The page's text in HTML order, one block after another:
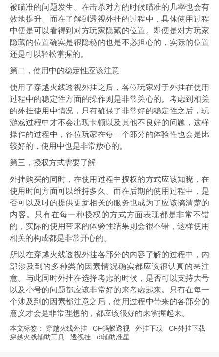
被瞄准的问题发生。在击杀对方的时候瞄准的几率也会有
效地提升。而在了解到透视外挂的过程中，具体使用过程
中便是可以看得到对方玩家隐藏的位置。即便是对方玩家
隐藏的位置确实是很隐秘的也是不必担心的，实际的位置
还是可以轻松掌握的。
第二，使用中的稳定性应该注意
使用了穿越火线透视外挂之后，各位玩家对于外挂在使用
过程中的稳定性方面的操作则是非常关心的。考虑到相关
的外挂使用中情况，只有确保了非常好的稳定性之后，玩
游戏过程中才不会出现卡顿以及其他不良好的问题，这样
操作的过程中，各位玩家在每一个部分的体验性也会是比
较好的，使用中也是非常放心的。
第三，授权方式需要了解
外挂购买的同时，在使用过程中授权的方式应该知晓，在
使用时间方面可以维持多久。而在后期的使用过程中，是
否可以及时的提供更新相关的服务也成为了应该搞清楚的
内容。只有在每一种授权的方式方面表现都是非常不错
的，实际的使用带来的体验性结果则会很不错，这样使用
相关的构成都是非常开心的。
所以在穿越火线透视外挂各部分的内容了解的过程中，内
部涉及到的多种类的因素情况确实都应该很认真的来注
意。与此同时外挂在选择考虑的时候，是否可以支持大号
以及小号的问题都应该非常好的来考虑起来。只有在每一
个涉及到的因素都注意之后，使用过程中带来的各部分的
意义才会是非常理想的，都应该很好的来掌握起来。
本文标签： 穿越火线外挂 CF蚂蚁透视 外挂下载
CF外挂下载
穿越火线辅助工具
透视挂 cf辅助准星